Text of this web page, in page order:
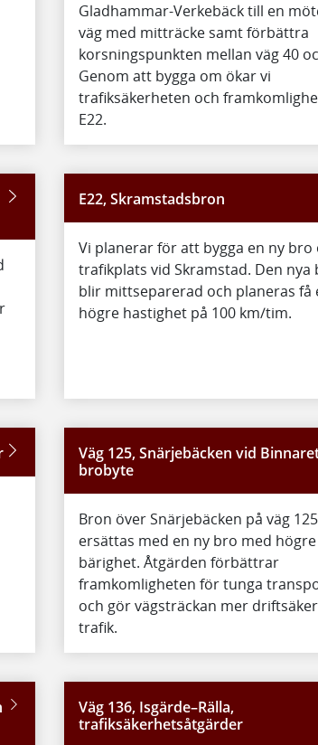
Gladhammar-Verkebäck till en
väg med mitträcke samt förbättra
korsningspunkten mellan väg 40
Genom att bygga om ökar vi
trafiksäkerheten och
E22.
E22, Skramstadsbron
Vi planerar för att bygga en ny bro
trafikplats vid Skramstad. Den nya
blir mittseparerad och planeras få
högre hastighet på 100 km/tim.
Väg 125, Snärjebäcken vid
brobyte
Bron över Snärjebäcken på väg
ersättas med en ny bro med högre
bärighet. Åtgärden förbättrar
framkomligheten för tunga
och gör vägsträckan mer
trafik.
Väg 136, Isgärde–Rälla,
trafiksäkerhetsåtgärder